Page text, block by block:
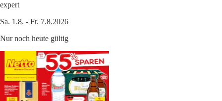
expert
Sa. 1.8. - Fr. 7.8.2026
Nur noch heute gültig